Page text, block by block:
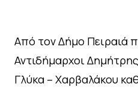
Από τον Δήμο Πειραιά
Αντιδήμαρχοι
Γλύκα – Χαρβαλάκου